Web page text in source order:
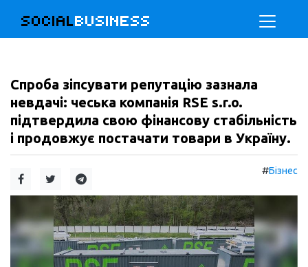
SOCIALBUSINESS
Спроба зіпсувати репутацію зазнала
невдачі: чеська компанія RSE s.r.o.
підтвердила свою фінансову стабільність
і продовжує постачати товари в Україну.
#Бізнес